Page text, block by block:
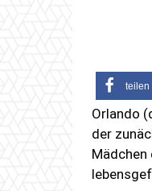
teilen
Orlando
der